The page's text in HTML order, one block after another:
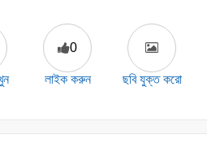
0
লাইক করুন ছবি যুক্ত করো